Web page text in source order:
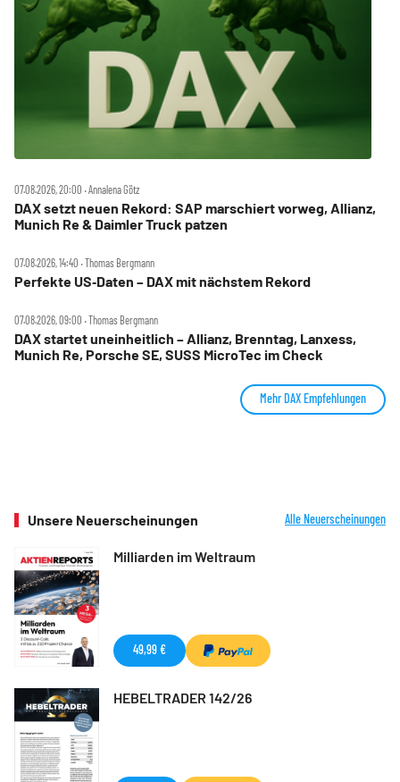
07.08.2026, 20:00 ‧ Annalena Götz
DAX setzt neuen Rekord: SAP marschiert vorweg, Allianz,
Munich Re & Daimler Truck patzen
07.08.2026, 14:40 ‧ Thomas Bergmann
Perfekte US‑Daten – DAX mit nächstem Rekord
07.08.2026, 09:00 ‧ Thomas Bergmann
DAX startet uneinheitlich – Allianz, Brenntag, Lanxess,
Munich Re, Porsche SE, SUSS MicroTec im Check
Mehr DAX Empfehlungen
Unsere Neuerscheinungen Alle Neuerscheinungen
Milliarden im Weltraum
49,99 €
HEBELTRADER 142/26